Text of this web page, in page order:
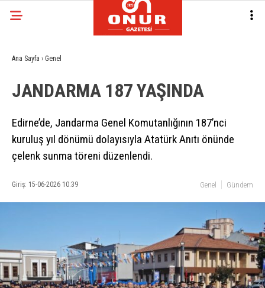
Ana Sayfa › Genel
JANDARMA 187 YAŞINDA
Edirne’de, Jandarma Genel Komutanlığının 187’nci
kuruluş yıl dönümü dolayısıyla Atatürk Anıtı önünde
çelenk sunma töreni düzenlendi.
Giriş: 15-06-2026 10:39 Genel Gündem